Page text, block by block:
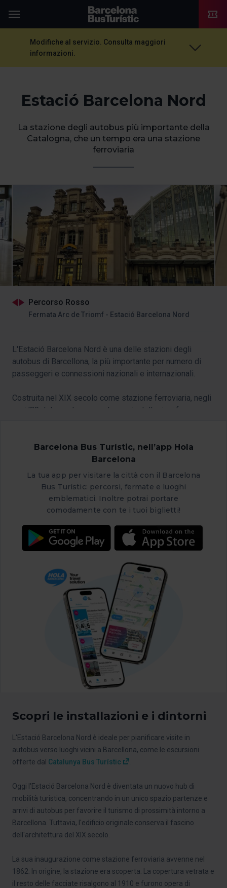
TMB-OCI
Modifiche al servizio. Consulta maggiori
informazioni.
Estació Barcelona Nord
La stazione degli autobus più importante della
Catalogna, che un tempo era una stazione
ferroviaria
Percorso Rosso
Fermata Arc de Triomf - Estació Barcelona Nord
L'Estació Barcelona Nord è una delle stazioni degli
autobus di Barcellona, la più importante per numero di
passeggeri e connessioni nazionali e internazionali.
Costruita nel XIX secolo come stazione ferroviaria, negli
anni '80 del secolo scorso le sue installazioni furono
Barcelona Bus Turístic, nell’app Hola
Barcelona
La tua app per visitare la città con il Barcelona
Bus Turístic: percorsi, fermate e luoghi
emblematici. Inoltre potrai portare
comodamente con te i tuoi biglietti!
Scopri le installazioni e i dintorni
L'Estació Barcelona Nord è ideale per pianificare visite in
autobus verso luoghi vicini a Barcellona, come le escursioni
offerte dal Catalunya Bus Turístic
Oggi l'Estació Barcelona Nord è diventata un nuovo hub di
mobilità turistica, concentrando in un unico spazio partenze e
arrivi di autobus per favorire il turismo di prossimità intorno a
Barcellona. Tuttavia, l'edificio originale conserva il fascino
dell'architettura del XIX secolo.
La sua inaugurazione come stazione ferroviaria avvenne nel
1862. In origine, la stazione era scoperta. La copertura vetrata e
il resto delle facciate risalgono al 1910 e furono opera di